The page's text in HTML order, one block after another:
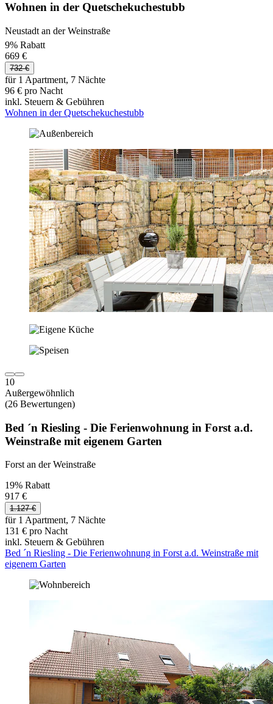
Wohnen in der Quetschekuchestubb
Neustadt an der Weinstraße
9% Rabatt
669 €
732 €
für 1 Apartment, 7 Nächte
96 € pro Nacht
inkl. Steuern & Gebühren
Wohnen in der Quetschekuchestubb
10
Außergewöhnlich
(26 Bewertungen)
Bed ´n Riesling - Die Ferienwohnung in Forst a.d.
Weinstraße mit eigenem Garten
Forst an der Weinstraße
19% Rabatt
917 €
1.127 €
für 1 Apartment, 7 Nächte
131 € pro Nacht
inkl. Steuern & Gebühren
Bed ´n Riesling - Die Ferienwohnung in Forst a.d. Weinstraße mit
eigenem Garten